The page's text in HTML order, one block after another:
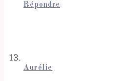
Répondre
Aurélie